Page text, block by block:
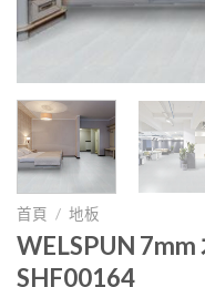
首頁 / 地板
WELSPUN 7mm
SHF00164